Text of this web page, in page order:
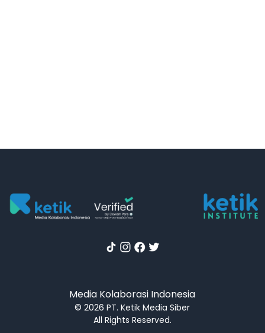
Media Kolaborasi Indonesia
© 2026 PT. Ketik Media Siber
All Rights Reserved.